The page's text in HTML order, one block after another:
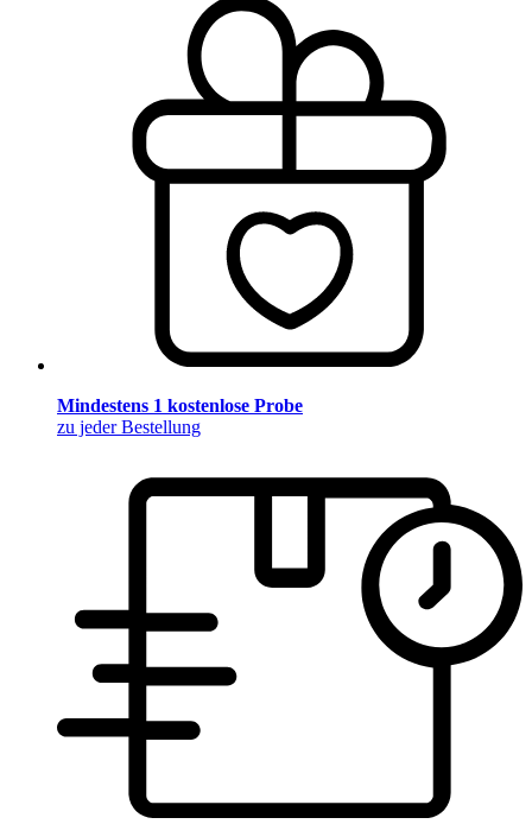
Mindestens 1 kostenlose Probe
zu jeder Bestellung